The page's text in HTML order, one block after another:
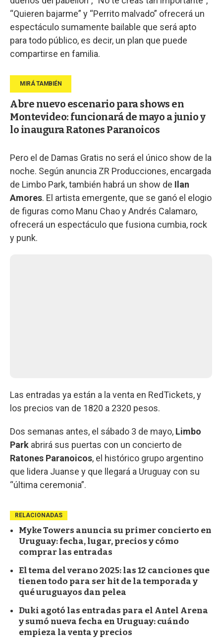
“Quieren bajarme” y “Perrito malvado” ofrecerá un
espectáculo sumamente bailable que será apto
para todo público, es decir, un plan que puede
compartirse en familia.
Abre nuevo escenario para shows en
Montevideo: funcionará de mayo a junio y
lo inaugura Ratones Paranoicos
Pero el de Damas Gratis no será el único show de la
noche. Según anuncia ZR Producciones, encargada
de Limbo Park, también habrá un show de Ilan
Amores. El artista emergente, que se ganó el elogio
de figuras como Manu Chao y Andrés Calamaro,
ofrecerá un espectáculo que fusiona cumbia, rock
y punk.
Las entradas ya están a la venta en RedTickets, y
los precios van de 1820 a 2320 pesos.
Dos semanas antes, el sábado 3 de mayo, Limbo
Park abrirá sus puertas con un concierto de
Ratones Paranoicos, el histórico grupo argentino
que lidera Juanse y que llegará a Uruguay con su
“última ceremonia”.
RELACIONADAS
Myke Towers anuncia su primer concierto en
Uruguay: fecha, lugar, precios y cómo
comprar las entradas
El tema del verano 2025: las 12 canciones que
tienen todo para ser hit de la temporada y
qué uruguayos dan pelea
Duki agotó las entradas para el Antel Arena
y sumó nueva fecha en Uruguay: cuándo
empieza la venta y precios